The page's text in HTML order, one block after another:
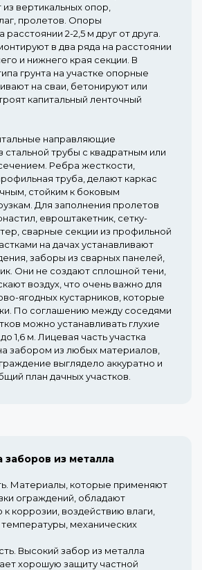
вертикальных опор,
пролетов. Опоры
расстоянии 2-2,5 м друг от друга.
в два ряда на расстоянии
и нижнего края секции. В
грунта на участке опорные
на сваи, бетонируют или
капитальный ленточный
направляющие
стальной трубы с квадратным или
Ребра жесткости,
труба, делают каркас
стойким к боковым
Для заполнения пролетов
евроштакетник, сетку-
сварные секции из профильной
на дачах устанавливают
заборы из сварных панелей,
Они не создают сплошной тени,
воздух, что очень важно для
ягодных кустарников, которые
По соглашению между соседями
можно устанавливать глухие
1,6 м. Лицевая часть участка
забором из любых материалов,
выглядело аккуратно и
план дачных участков.
из металла
Материалы, которые применяют
ограждений, обладают
к коррозии, воздействию влаги,
механических
Высокий забор из металла
хорошую защиту частной